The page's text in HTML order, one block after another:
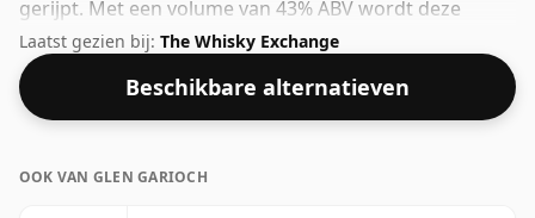
gerijpt. Met een volume van 43% ABV wordt deze
whisky op een optimale drinksterkte gebotteld. Puur
of met een druppel water genoten.
Laatst gezien bij: The Whisky Exchange
Beschikbare alternatieven
OOK VAN GLEN GARIOCH